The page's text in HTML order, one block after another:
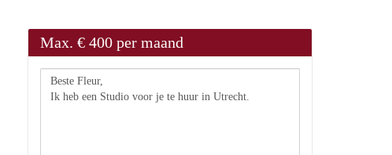
Max. € 400 per maand